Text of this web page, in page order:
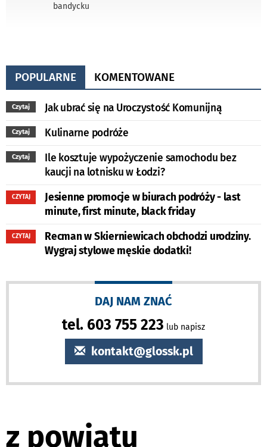
bandycku
POPULARNE KOMENTOWANE
Czytaj Jak ubrać się na Uroczystość Komunijną
Czytaj Kulinarne podróże
Czytaj
Ile kosztuje wypożyczenie samochodu bez
kaucji na lotnisku w Łodzi?
CZYTAJ
Jesienne promocje w biurach podróży - last
minute, first minute, black friday
CZYTAJ
Recman w Skierniewicach obchodzi urodziny.
Wygraj stylowe męskie dodatki!
DAJ NAM ZNAĆ
tel. 603 755 223 lub napisz
kontakt@glossk.pl
z powiatu